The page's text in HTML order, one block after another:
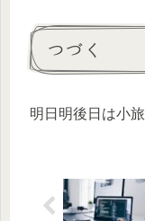
つづく
明日明後日は小